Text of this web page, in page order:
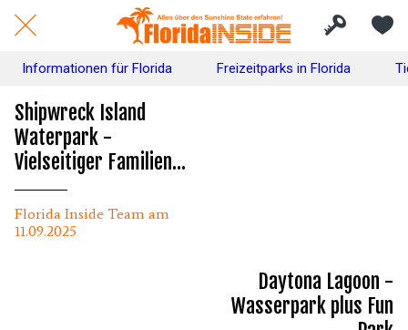
Informationen für Florida Freizeitparks in Florida
Florida Inside Team am
11.09.2025
Shipwreck Island
Waterpark -
Vielseitiger Familien-
Wasserpark
Daytona Lagoon -
Wasserpark plus Fun